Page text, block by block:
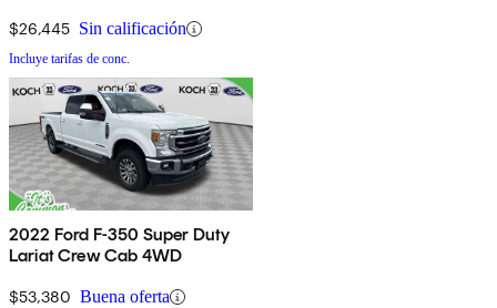
$26,445 Sin calificación
Incluye tarifas de conc.
2022 Ford F-350 Super Duty
Lariat Crew Cab 4WD
$53,380 Buena oferta